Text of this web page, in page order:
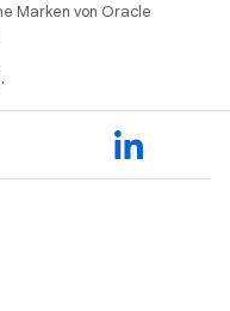
Marken von Oracle